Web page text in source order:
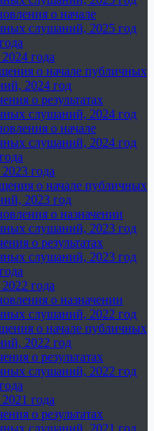
о начале
слушаний, 2025 год
года
о начале публичных
2024 год
о результатах
слушаний, 2024 год
о начале
слушаний, 2024 год
года
о начале публичных
2023 год
о назначении
слушаний, 2023 год
о результатах
слушаний, 2023 год
года
о назначении
слушаний, 2022 год
о начале публичных
2022 год
о результатах
слушаний, 2022 год
года
о результатах
слушаний, 2021 год